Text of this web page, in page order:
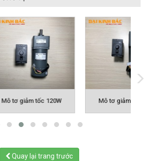
120W Mô tơ giảm tốc 180W
Quay lại trang trước